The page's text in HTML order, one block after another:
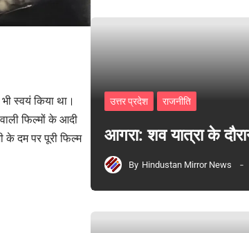
स्वयं किया था।
फिल्मों के आदी
के दम पर पूरी फिल्म
उत्तर प्रदेश राजनीति
आगरा: शव यात्रा के
By Hindustan Mirror News